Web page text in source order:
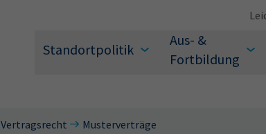
Standortpolitik
Aus- &
Fortbildung
Vertragsrecht Musterverträge